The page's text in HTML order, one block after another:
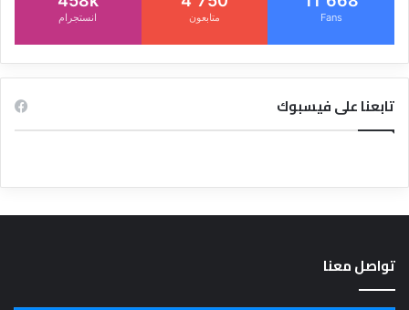
Fans متابعون انستجرام
تابعنا على فيسبوك
تواصل معنا